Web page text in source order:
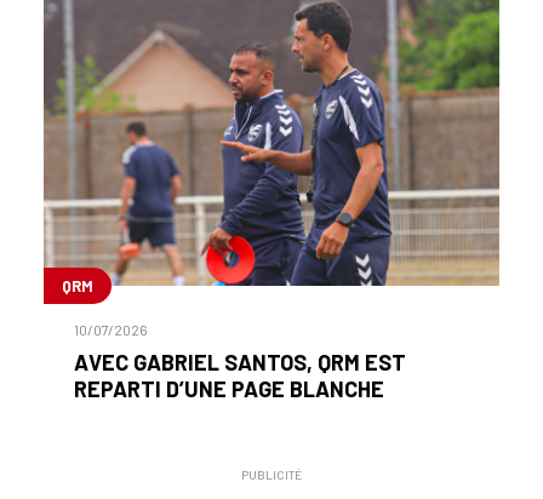
QRM
10/07/2026
AVEC GABRIEL SANTOS, QRM EST
REPARTI D’UNE PAGE BLANCHE
PUBLICITÉ